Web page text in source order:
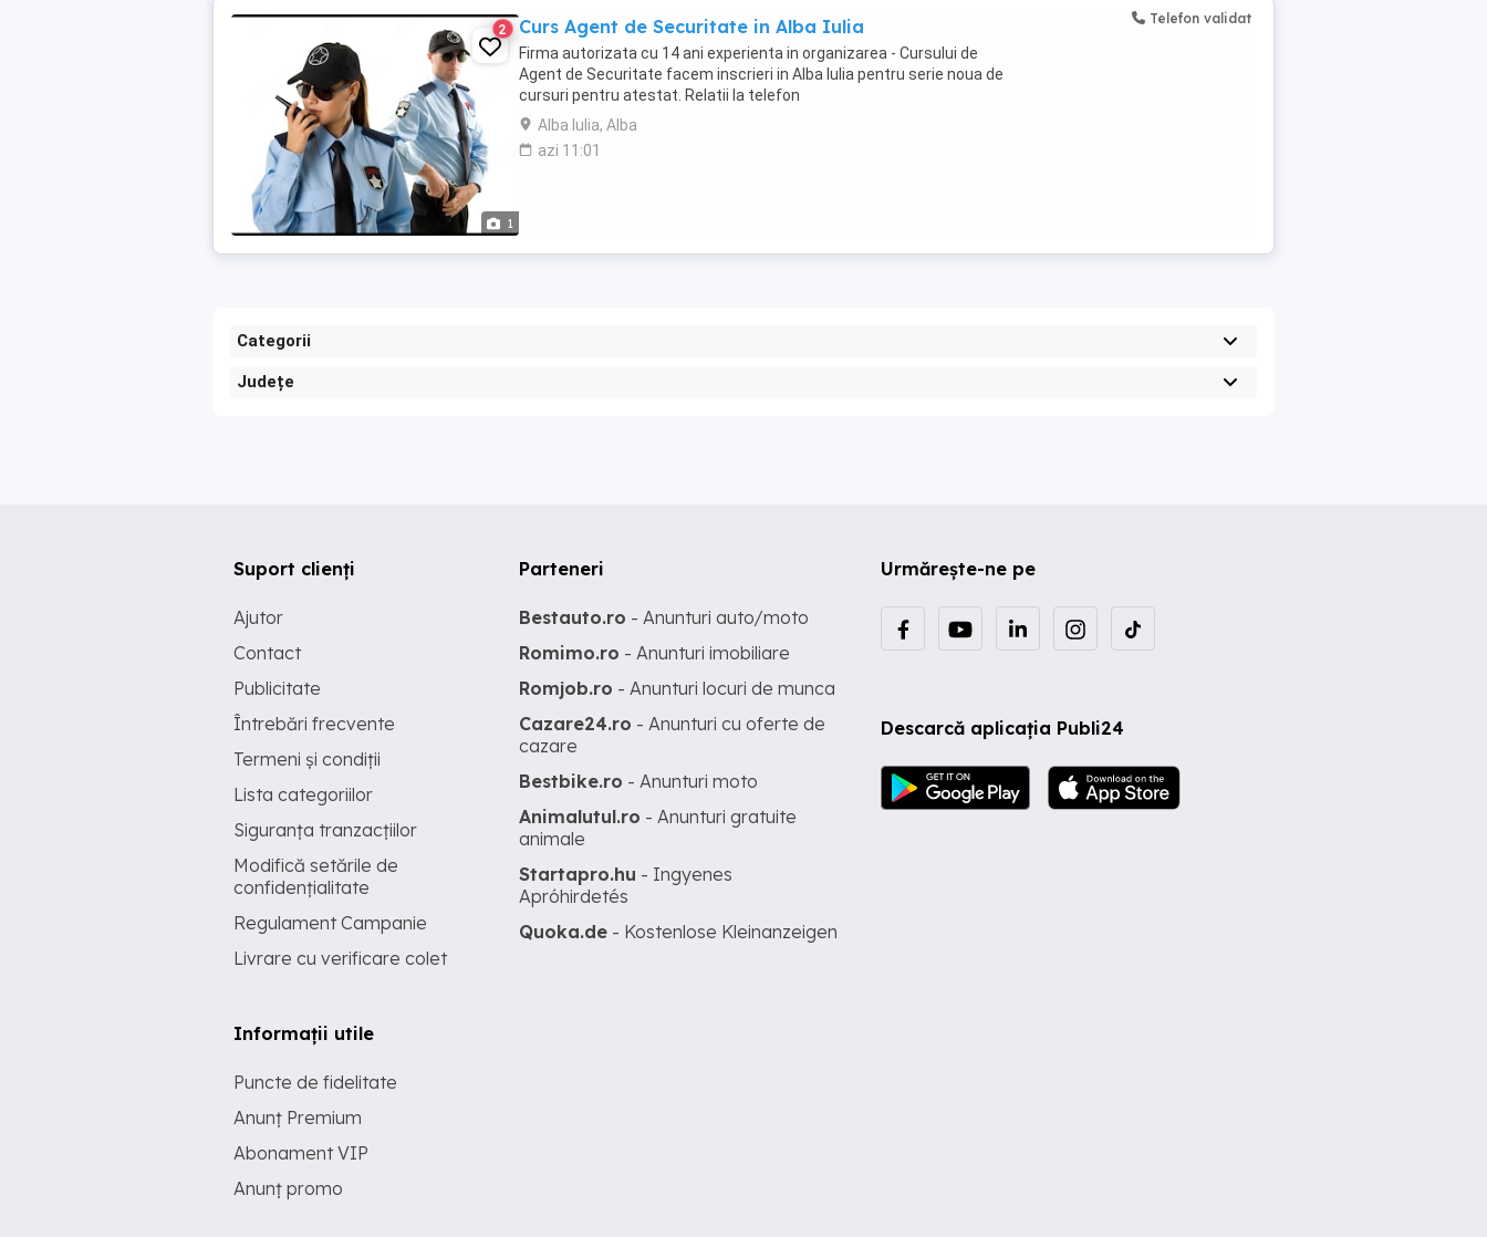
1
2 Curs Agent de Securitate in Alba Iulia
Firma autorizata cu 14 ani experienta in organizarea - Cursului de
Agent de Securitate facem inscrieri in Alba Iulia pentru serie noua de
cursuri pentru atestat. Relatii la telefon
Alba Iulia, Alba
azi 11:01
Telefon validat
Categorii
Județe
Urmărește-ne pe
Descarcă aplicația Publi24
Suport clienți
Ajutor
Contact
Publicitate
Întrebări frecvente
Termeni și condiții
Lista categoriilor
Siguranța tranzacțiilor
Modifică setările de
confidențialitate
Regulament Campanie
Livrare cu verificare colet
Informații utile
Puncte de fidelitate
Anunț Premium
Abonament VIP
Anunț promo
Parteneri
Bestauto.ro - Anunturi auto/moto
Romimo.ro - Anunturi imobiliare
Romjob.ro - Anunturi locuri de munca
Cazare24.ro - Anunturi cu oferte de
cazare
Bestbike.ro - Anunturi moto
Animalutul.ro - Anunturi gratuite
animale
Startapro.hu - Ingyenes
Apróhirdetés
Quoka.de - Kostenlose Kleinanzeigen